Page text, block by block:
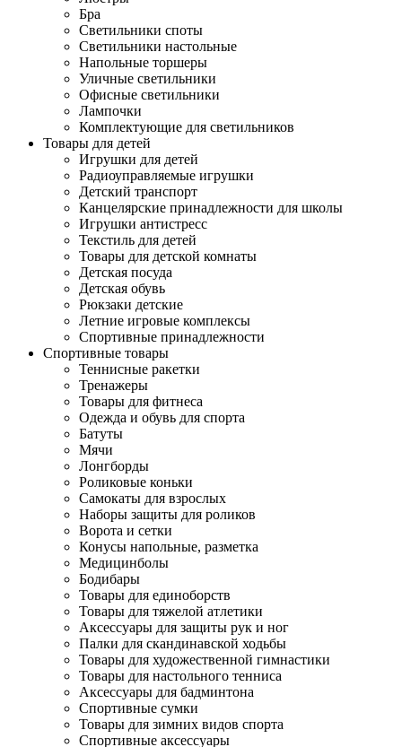
Бра
Светильники споты
Светильники настольные
Напольные торшеры
Уличные светильники
Офисные светильники
Лампочки
Комплектующие для светильников
Товары для детей
Игрушки для детей
Радиоуправляемые игрушки
Детский транспорт
Канцелярские принадлежности для школы
Игрушки антистресс
Текстиль для детей
Товары для детской комнаты
Детская посуда
Детская обувь
Рюкзаки детские
Летние игровые комплексы
Спортивные принадлежности
Спортивные товары
Теннисные ракетки
Тренажеры
Товары для фитнеса
Одежда и обувь для спорта
Батуты
Мячи
Лонгборды
Роликовые коньки
Самокаты для взрослых
Наборы защиты для роликов
Ворота и сетки
Конусы напольные, разметка
Медицинболы
Бодибары
Товары для единоборств
Товары для тяжелой атлетики
Аксессуары для защиты рук и ног
Палки для скандинавской ходьбы
Товары для художественной гимнастики
Товары для настольного тенниса
Аксессуары для бадминтона
Спортивные сумки
Товары для зимних видов спорта
Спортивные аксессуары